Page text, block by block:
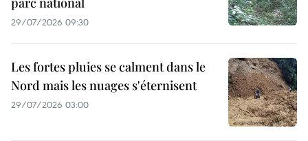
29/07/2026 09:30
Les fortes pluies se calment dans le
Nord mais les nuages s'éternisent
29/07/2026 03:00